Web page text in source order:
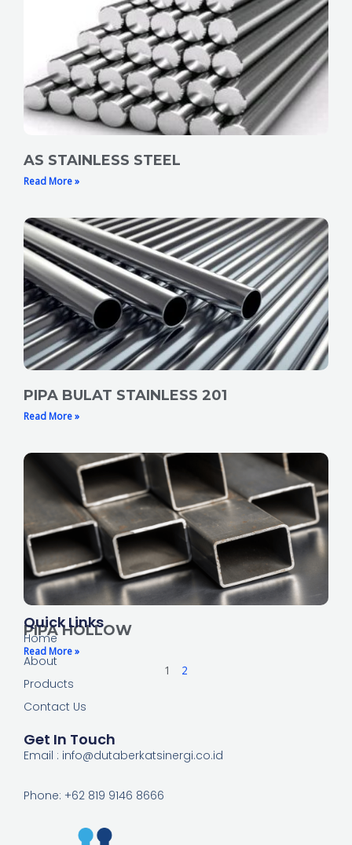
AS STAINLESS STEEL
Read More »
PIPA BULAT STAINLESS 201
Read More »
PIPA HOLLOW
Read More »
1 2
Quick Links
Home
About
Products
Contact Us
Get In Touch
Email : info@dutaberkatsinergi.co.id
Phone: +62 819 9146 8666